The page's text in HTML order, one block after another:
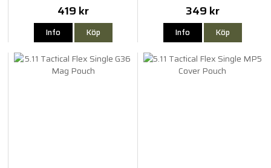
419 kr
Info Köp
349 kr
Info Köp